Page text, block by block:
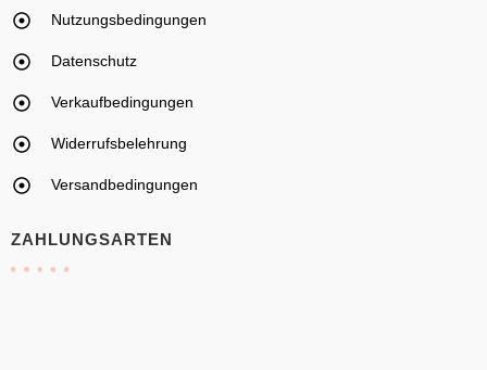
Nutzungsbedingungen
Datenschutz
Verkaufbedingungen
Widerrufsbelehrung
Versandbedingungen
ZAHLUNGSARTEN